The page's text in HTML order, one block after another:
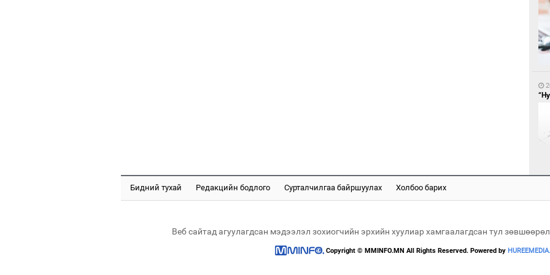
Бидний тухай Редакцийн бодлого Сурталчилгаа байршуулах Холбоо барих
Веб сайтад агуулагдсан мэдээлэл зохиогчийн эрхийн хуулиар хамгаалагдсан тул
Copyright © MMINFO.MN All Rights Reserved. Powered by HUREEMEDIA.